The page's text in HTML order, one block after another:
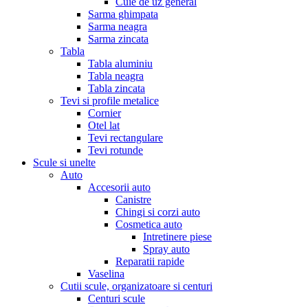
Sarma ghimpata
Sarma neagra
Sarma zincata
Tabla
Tabla aluminiu
Tabla neagra
Tabla zincata
Tevi si profile metalice
Cornier
Otel lat
Tevi rectangulare
Tevi rotunde
Scule si unelte
Auto
Accesorii auto
Canistre
Chingi si corzi auto
Cosmetica auto
Intretinere piese
Spray auto
Reparatii rapide
Vaselina
Cutii scule, organizatoare si centuri
Centuri scule